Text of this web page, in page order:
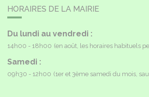
HORAIRES DE LA MAIRIE
Du lundi au vendredi :
14h00 - 18h00 (en août, les horaires habituels
Samedi :
09h30 - 12h00 (1er et 3ème samedi du mois,